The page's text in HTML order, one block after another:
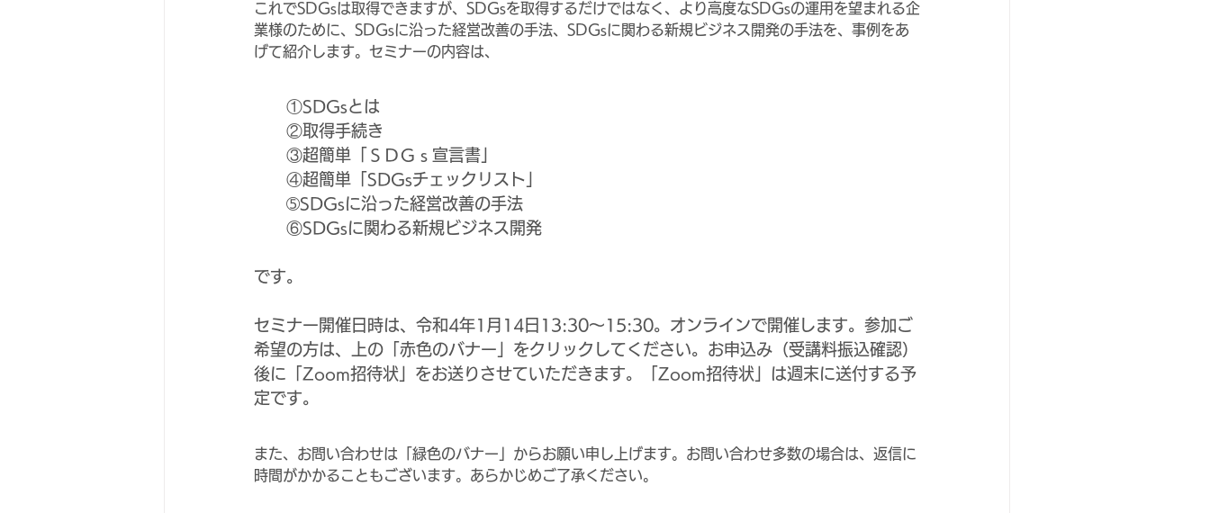
これでSDGsは取得できますが、SDGsを取得するだけではなく、より高度なSDGsの運用を望まれる企
業様のために、SDGsに沿った経営改善の手法、SDGsに関わる新規ビジネス開発の手法を、事例をあ
げて紹介します。セミナーの内容は、
①SDGsとは
②取得手続き
③超簡単「ＳＤＧｓ宣言書」
④超簡単「SDGsチェックリスト」
➄SDGsに沿った経営改善の手法
      ⑥SDGsに関わる新規ビジネス開発
です。
セミナー開催日時は、令和4年1月14日13:30～15:30。オンラインで開催します。参加ご
希望の方は、上の「赤色のバナー」をクリックしてください。お申込み（受講料振込確認）
後に「Zoom招待状」をお送りさせていただきます。「Zoom招待状」は週末に送付する予
定です。
また、お問い合わせは「緑色のバナー」からお願い申し上げます。お問い合わせ多数の場合は、返信に
時間がかかることもございます。あらかじめご了承ください。